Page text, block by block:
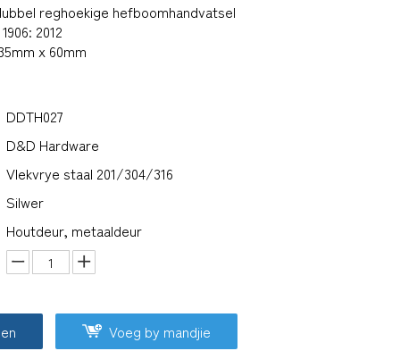
reghoekige hefboomhandvatsel
2012
x 60mm
DDTH027
D&D Hardware
Vlekvrye staal 201/304/316
Silwer
Houtdeur, metaaldeur
Voeg by mandjie